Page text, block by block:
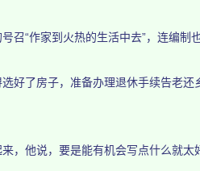
“作家到火热的生活中去”，连编制也
了房子，准备办理退休手续告老还
他说，要是能有机会写点什么就太